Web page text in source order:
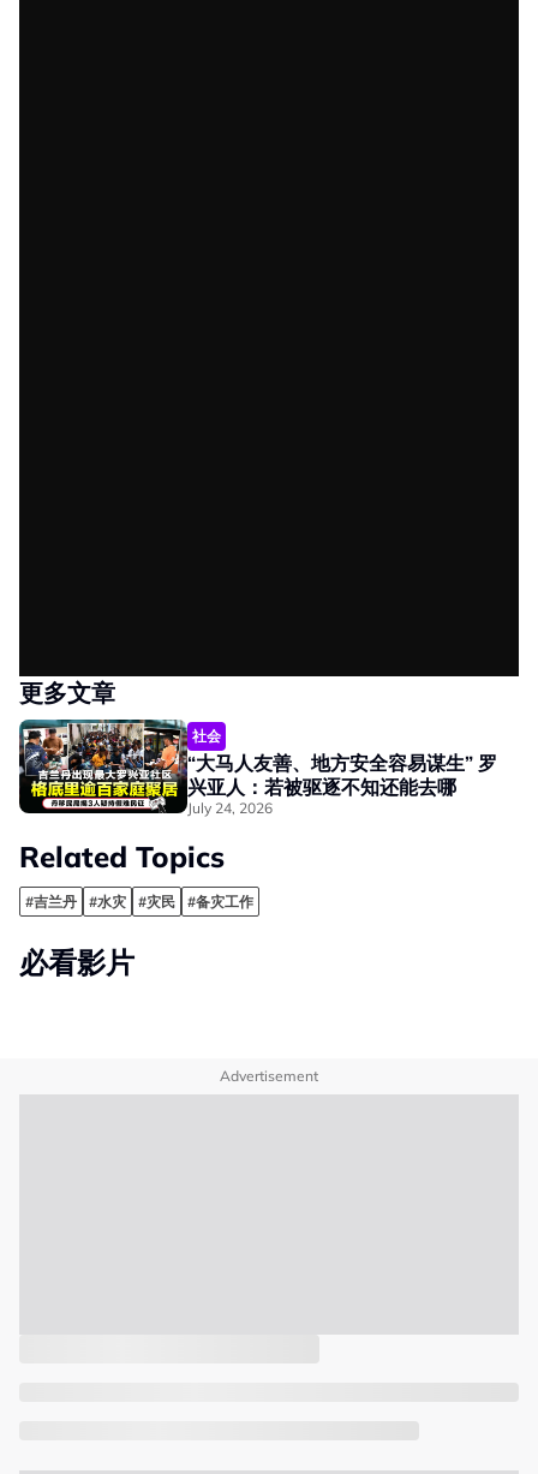
更多文章
社会
“大马人友善、地方安全容易谋生” 罗
兴亚人：若被驱逐不知还能去哪
July 24, 2026
Related Topics
#吉兰丹 #水灾 #灾民 #备灾工作
必看影片
Advertisement